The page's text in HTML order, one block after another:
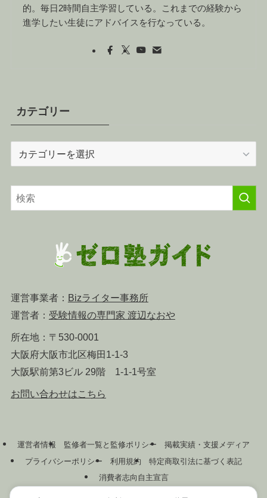
的。毎日2時間自主学習している。これまでの経験から
進学したい生徒にアドバイスを行なっている。
カテゴリー
リ
ー
運営事業者： Bizライター事務所
運営者： 受験情報の専門家 渡辺なおや
所在地：〒530-0001
大阪府大阪市北区梅田1-1-3
大阪駅前第3ビル 29階 1-1-1号室
お問い合わせはこちら
運営者情報 監修者一覧と監修ポリシー
掲載実績・支援メディア
プライバシーポリシー
利用規約
特定商取引法に基づく表記
消費者志向自主宣言